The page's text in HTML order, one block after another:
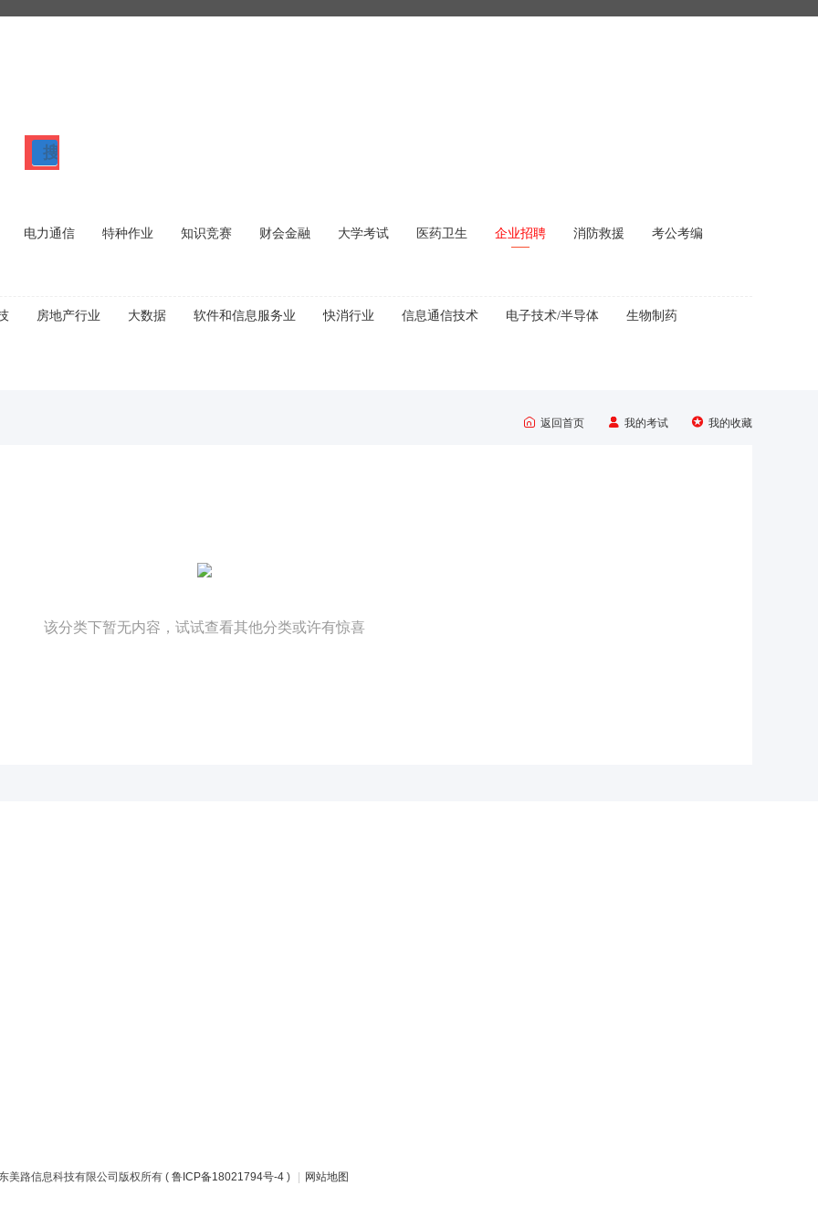
搜
电力通信 特种作业 知识竞赛 财会金融 大学考试 医药卫生 企业招聘 消防救援 考公考编
房地产行业 大数据 软件和信息服务业 快消行业 信息通信技术 电子技术/半导体 生物制药
 返回首页  我的考试  我的收藏
该分类下暂无内容，试试查看其他分类或许有惊喜
美路信息科技有限公司版权所有 ( 鲁ICP备18021794号-4 ) 网站地图